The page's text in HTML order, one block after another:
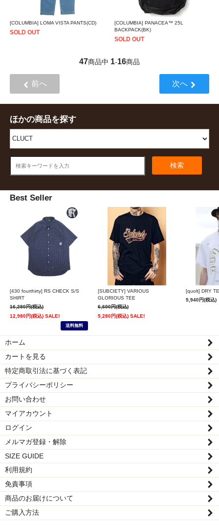
[COLUMBIA] LOMA VISTA PANTS(CD)
SOLD OUT
[COLUMBIA] PANACEA™ 25L
BACKPACK(BK)
SOLD OUT
47商品中 1-16商品
前へ 次へ
ほかの商品を探す
検索
Best Seller
[430 fourthirty] RS CHECK S/S
SHIRT
16,280円(税込)
12,980円(税込) SALE!
送料無料
[SUBCIETY] VARIOUS
GLORIOUS TEE
6,600円(税込)
5,280円(税込) SALE!
[quolt] DRY
5,940円(税込)
ホーム
カートを見る
特定商取引法に基づく表記
プライバシーポリシー
お問い合わせ
マイアカウント
ログイン
メルマガ登録・解除
SIZE GUIDE
利用規約
免責事項
商品のお届けについて
ご購入方法